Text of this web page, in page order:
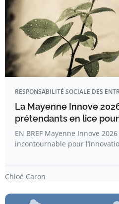
RESPONSABILITÉ SOCIALE DES
La Mayenne Innove
prétendants en lice
EN BREF Mayenne Innove
incontournable pour
Chloé Caron